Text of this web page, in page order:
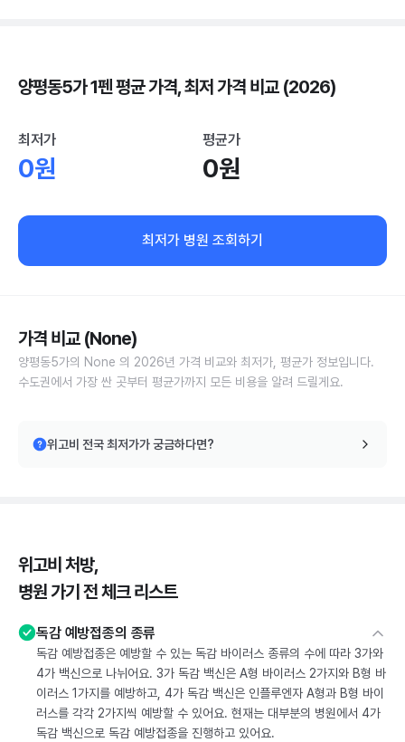
양평동5가 1펜 평균 가격, 최저 가격 비교 (2026)
최저가
0원
평균가
0원
최저가 병원 조회하기
가격 비교 (None)
양평동5가의 None 의 2026년 가격 비교와 최저가, 평균가 정보입니다.
수도권에서 가장 싼 곳부터 평균가까지 모든 비용을 알려 드릴게요.
위고비 전국 최저가가 궁금하다면?
위고비 처방,
병원 가기 전 체크 리스트
독감 예방접종의 종류
독감 예방접종은 예방할 수 있는 독감 바이러스 종류의 수에 따라 3가와
4가 백신으로 나뉘어요. 3가 독감 백신은 A형 바이러스 2가지와 B형 바
이러스 1가지를 예방하고, 4가 독감 백신은 인플루엔자 A형과 B형 바이
러스를 각각 2가지씩 예방할 수 있어요. 현재는 대부분의 병원에서 4가
독감 백신으로 독감 예방접종을 진행하고 있어요.